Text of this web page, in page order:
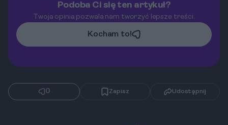
Podoba Ci się ten artykuł?
Twoja opinia pozwala nam tworzyć lepsze treści.
Kocham to!
0 Zapisz Udostępnij